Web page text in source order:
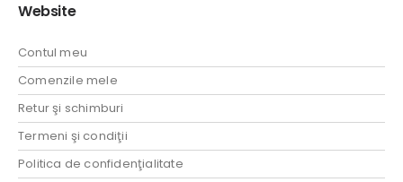
Website
Contul meu
Comenzile mele
Retur şi schimburi
Termeni şi condiţii
Politica de confidenţialitate